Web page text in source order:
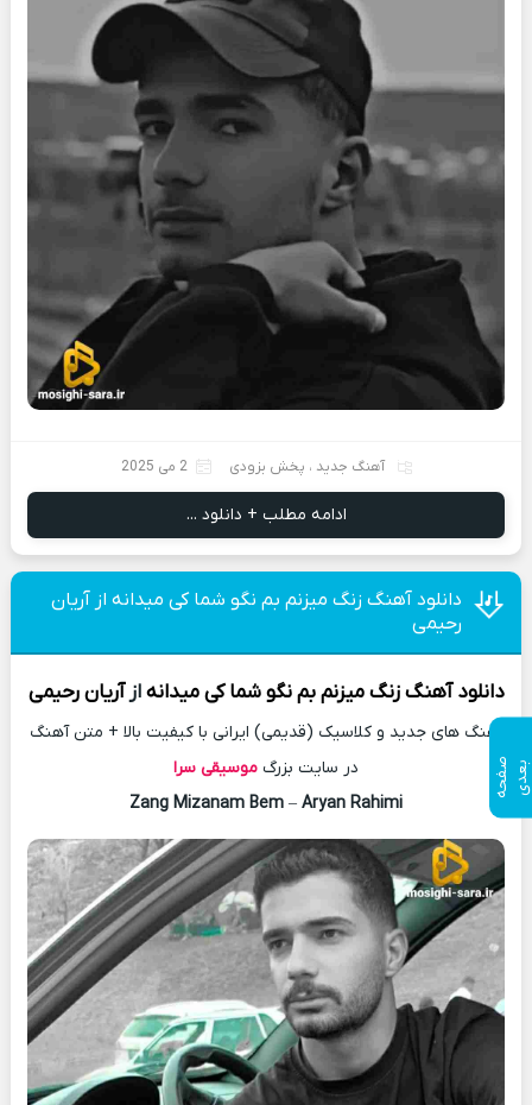
آهنگ جدید ، پخش بزودی 2 می 2025
ادامه مطلب + دانلود ...
دانلود آهنگ زنگ میزنم بم نگو شما کی میدانه از آریان
رحیمی
دانلود آهنگ زنگ میزنم بم نگو شما کی میدانه ازآریان رحیمی
آهنگ های جدید و کلاسیک (قدیمی) ایرانی با کیفیت بالا + متن آهنگ
در سایت بزرگ موسیقی سرا
Zang Mizanam Bem – Aryan Rahimi
ص
ف
ح
ه ب ع
د ی